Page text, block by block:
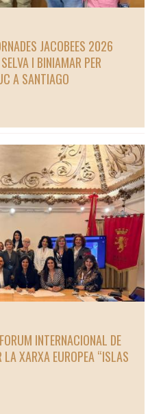
JACOBEES 2026
I BINIAMAR PER
A SANTIAGO
INTERNACIONAL DE
XARXA EUROPEA “ISLAS